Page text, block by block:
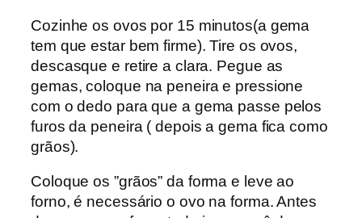
Cozinhe os ovos por 15 minutos(a gema
tem que estar bem firme). Tire os ovos,
descasque e retire a clara. Pegue as
gemas, coloque na peneira e pressione
com o dedo para que a gema passe pelos
furos da peneira ( depois a gema fica como
grãos).
Coloque os ”grãos” da forma e leve ao
forno, é necessário o ovo na forma. Antes